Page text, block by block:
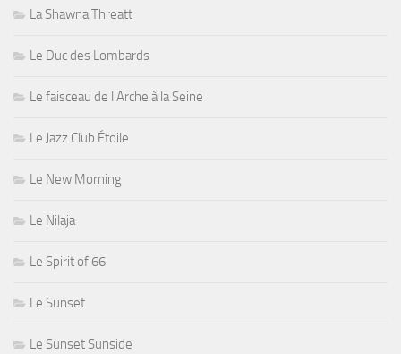
La Shawna Threatt
Le Duc des Lombards
Le faisceau de l'Arche à la Seine
Le Jazz Club Étoile
Le New Morning
Le Nilaja
Le Spirit of 66
Le Sunset
Le Sunset Sunside